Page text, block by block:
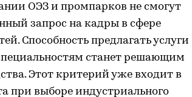
ОЭЗ и промпарков не смогут
запрос на кадры в сфере
Способность предлагать услуги
станет решающим
Этот критерий уже входит в
при выборе индустриального